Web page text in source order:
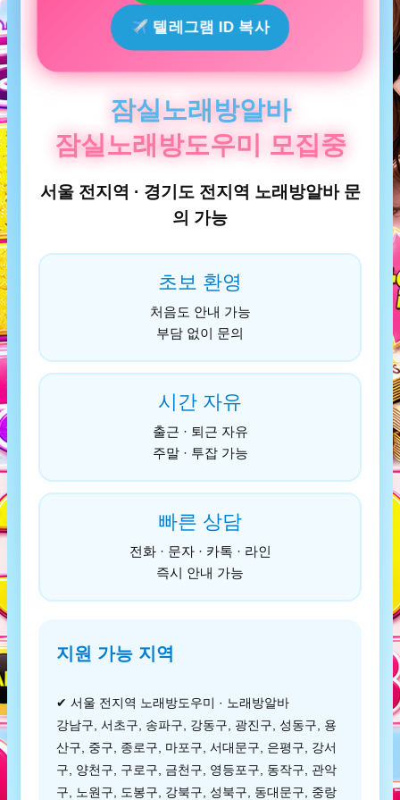
텔레그램 ID 복사
잠실노래방알바
잠실노래방도우미 모집중
서울 전지역 · 경기도 전지역 노래방알바 문
의 가능
초보 환영
처음도 안내 가능
부담 없이 문의
시간 자유
출근 · 퇴근 자유
주말 · 투잡 가능
빠른 상담
전화 · 문자 · 카톡 · 라인
즉시 안내 가능
지원 가능 지역
✔ 서울 전지역 노래방도우미 · 노래방알바
강남구, 서초구, 송파구, 강동구, 광진구, 성동구, 용
산구, 중구, 종로구, 마포구, 서대문구, 은평구, 강서
구, 양천구, 구로구, 금천구, 영등포구, 동작구, 관악
구, 노원구, 도봉구, 강북구, 성북구, 동대문구, 중랑